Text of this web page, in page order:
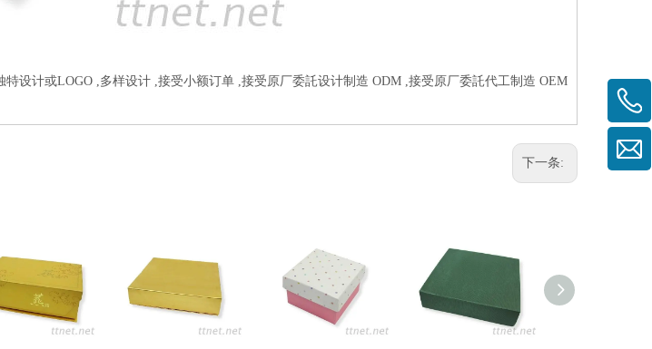
设计或LOGO ,多样设计 ,接受小额订单 ,接受原厂委託设计制造 ODM ,接受原厂委託代工制造 OEM
下一条: